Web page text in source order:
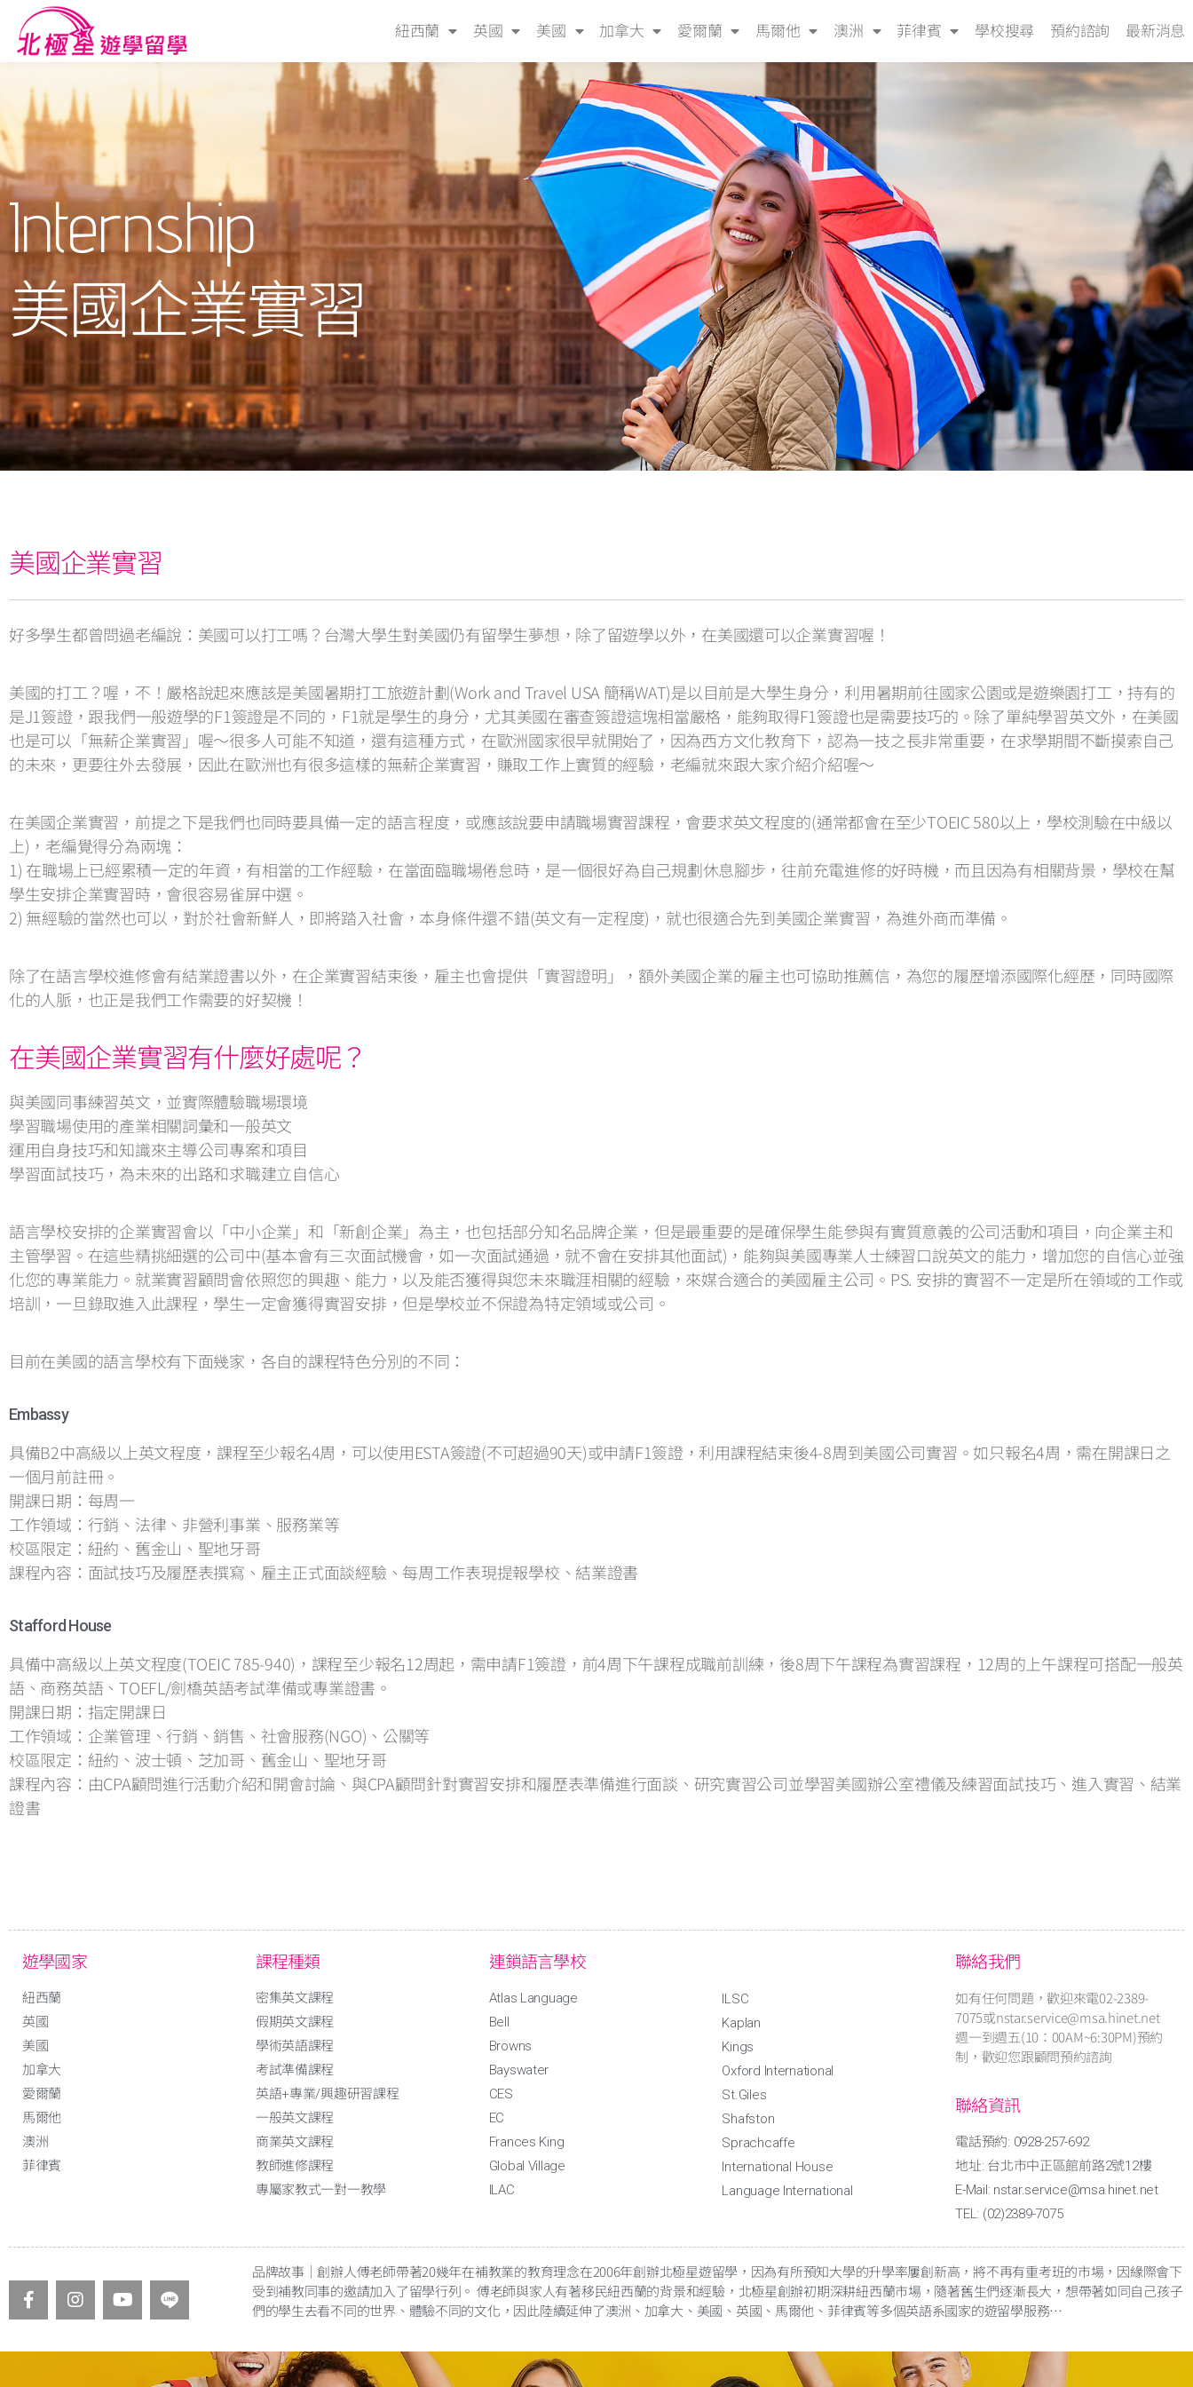
紐西蘭 英國 美國 加拿大 愛爾蘭 馬爾他 澳洲 菲律賓 學校搜尋 預約諮詢 最新消息
Internship
美國企業實習
美國企業實習
好多學生都曾問過老編說：美國可以打工嗎？台灣大學生對美國仍有留學生夢想，除了留遊學以外，在美國還可以企業實習喔！
美國的打工？喔，不！嚴格說起來應該是美國暑期打工旅遊計劃(Work and Travel USA 簡稱WAT)是以目前是大學生身分，利用暑期前往國家公園或是遊樂園打工，持有的
是J1簽證，跟我們一般遊學的F1簽證是不同的，F1就是學生的身分，尤其美國在審查簽證這塊相當嚴格，能夠取得F1簽證也是需要技巧的。除了單純學習英文外，在美國
也是可以「無薪企業實習」喔〜很多人可能不知道，還有這種方式，在歐洲國家很早就開始了，因為西方文化教育下，認為一技之長非常重要，在求學期間不斷摸索自己
的未來，更要往外去發展，因此在歐洲也有很多這樣的無薪企業實習，賺取工作上實質的經驗，老編就來跟大家介紹介紹喔〜
在美國企業實習，前提之下是我們也同時要具備一定的語言程度，或應該說要申請職場實習課程，會要求英文程度的(通常都會在至少TOEIC 580以上，學校測驗在中級以
上)，老編覺得分為兩塊：
1) 在職場上已經累積一定的年資，有相當的工作經驗，在當面臨職場倦怠時，是一個很好為自己規劃休息腳步，往前充電進修的好時機，而且因為有相關背景，學校在幫
學生安排企業實習時，會很容易雀屏中選。
2) 無經驗的當然也可以，對於社會新鮮人，即將踏入社會，本身條件還不錯(英文有一定程度)，就也很適合先到美國企業實習，為進外商而準備。
除了在語言學校進修會有結業證書以外，在企業實習結束後，雇主也會提供「實習證明」，額外美國企業的雇主也可協助推薦信，為您的履歷增添國際化經歷，同時國際
化的人脈，也正是我們工作需要的好契機！
在美國企業實習有什麼好處呢？
與美國同事練習英文，並實際體驗職場環境
學習職場使用的產業相關詞彙和一般英文
運用自身技巧和知識來主導公司專案和項目
學習面試技巧，為未來的出路和求職建立自信心
語言學校安排的企業實習會以「中小企業」和「新創企業」為主，也包括部分知名品牌企業，但是最重要的是確保學生能參與有實質意義的公司活動和項目，向企業主和
主管學習。在這些精挑細選的公司中(基本會有三次面試機會，如一次面試通過，就不會在安排其他面試)，能夠與美國專業人士練習口說英文的能力，增加您的自信心並強
化您的專業能力。就業實習顧問會依照您的興趣、能力，以及能否獲得與您未來職涯相關的經驗，來媒合適合的美國雇主公司。PS. 安排的實習不一定是所在領域的工作或
培訓，一旦錄取進入此課程，學生一定會獲得實習安排，但是學校並不保證為特定領域或公司。
目前在美國的語言學校有下面幾家，各自的課程特色分別的不同：
Embassy
具備B2中高級以上英文程度，課程至少報名4周，可以使用ESTA簽證(不可超過90天)或申請F1簽證，利用課程結束後4-8周到美國公司實習。如只報名4周，需在開課日之
一個月前註冊。
開課日期：每周一
工作領域：行銷、法律、非營利事業、服務業等
校區限定：紐約、舊金山、聖地牙哥
課程內容：面試技巧及履歷表撰寫、雇主正式面談經驗、每周工作表現提報‭學校、結業證書
Stafford House
具備中高級以上英文程度(TOEIC 785-940)，課程至少報名12周起，需申請F1簽證，前4周下午課程成職前訓練，後8周下午課程為實習課程，12周的上午課程可搭配一般英
語、商務英語、TOEFL/劍橋英語考試準備或專業證書。
開課日期：指定開課日
工作領域：企業管理、行銷、銷售、社會服務(NGO)、公關等
校區限定：紐約、波士頓、芝加哥、舊金山、聖地牙哥
課程內容：由CPA顧問進行活動介紹和開會討論、與CPA顧問針對實習安排和履歷表準備進行面談、研究實習公司並學習美國辦公室禮儀及練習面試技巧、進入實習、結業
證書
遊學國家
紐西蘭
英國
美國
加拿大
愛爾蘭
馬爾他
澳洲
菲律賓
課程種類
密集英文課程
假期英文課程
學術英語課程
考試準備課程
英語+專業/興趣研習課程
一般英文課程
商業英文課程
教師進修課程
專屬家教式一對一教學
連鎖語言學校
Atlas Language
Bell
Browns
Bayswater
CES
EC
Frances King
Global Village
ILAC
ILSC
Kaplan
Kings
Oxford International
St.Giles
Shafston
Sprachcaffe
International House
Language International
聯絡我們
如有任何問題，歡迎來電02-2389-
7075或nstar.service@msa.hinet.net
週一到週五(10：00AM~6:30PM)預約
制，歡迎您跟顧問預約諮詢
聯絡資訊
電話預約: 0928-257-692
地址: 台北市中正區館前路2號12樓
E-Mail: nstar.service@msa.hinet.net
TEL: (02)2389-7075
品牌故事｜創辦人傅老師帶著20幾年在補教業的教育理念在2006年創辦北極星遊留學，因為有所預知大學的升學率屢創新高，將不再有重考班的市場，因緣際會下
受到補教同事的邀請加入了留學行列。 傅老師與家人有著移民紐西蘭的背景和經驗，北極星創辦初期深耕紐西蘭市場，隨著舊生們逐漸長大，想帶著如同自己孩子
們的學生去看不同的世界、體驗不同的文化，因此陸續延伸了澳洲、加拿大、美國、英國、馬爾他、菲律賓等多個英語系國家的遊留學服務…